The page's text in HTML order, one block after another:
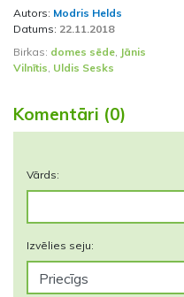
Autors: Modris Helds
Datums: 22.11.2018
Birkas: domes sēde Jānis
Vilnītis Uldis Sesks
Komentāri (0)
Vārds:
Izvēlies seju: